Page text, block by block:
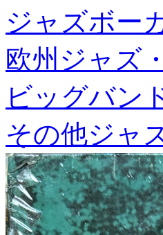
ジャズボー
欧州ジャズ
ビッグバン
その他ジャ